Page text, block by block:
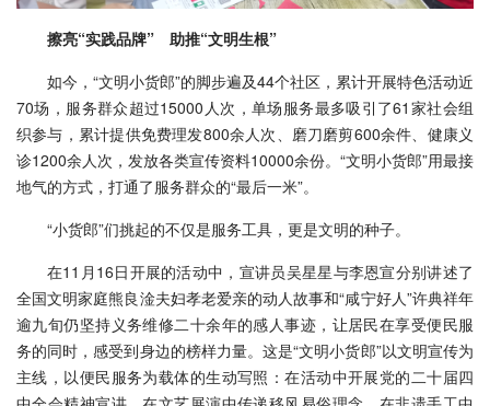
擦亮“实践品牌” 助推“文明生根”
如今，“文明小货郎”的脚步遍及44个社区，累计开展特色活动近
70场，服务群众超过15000人次，单场服务最多吸引了61家社会组
织参与，累计提供免费理发800余人次、磨刀磨剪600余件、健康义
诊1200余人次，发放各类宣传资料10000余份。“文明小货郎”用最接
地气的方式，打通了服务群众的“最后一米”。
“小货郎”们挑起的不仅是服务工具，更是文明的种子。
在11月16日开展的活动中，宣讲员吴星星与李恩宣分别讲述了
全国文明家庭熊良淦夫妇孝老爱亲的动人故事和“咸宁好人”许典祥年
逾九旬仍坚持义务维修二十余年的感人事迹，让居民在享受便民服
务的同时，感受到身边的榜样力量。这是“文明小货郎”以文明宣传为
主线，以便民服务为载体的生动写照：在活动中开展党的二十届四